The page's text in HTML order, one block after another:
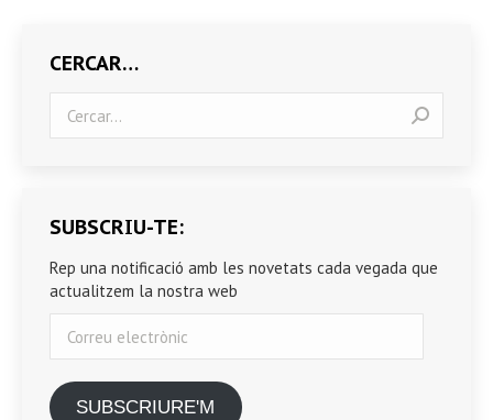
CERCAR…
SUBSCRIU-TE:
Rep una notificació amb les novetats cada vegada que
actualitzem la nostra web
electrònic
SUBSCRIURE'M